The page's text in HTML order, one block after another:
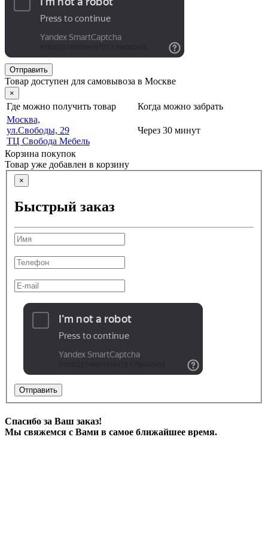
Отправить
Товар доступен для самовывоза в Москве
×
Где можно получить товар
Когда можно забрать
Москва,
ул.Свободы, 29
ТЦ Свобода Мебель
Через 30 минут
Корзина покупок
Товар уже добавлен в корзину
×
Быстрый заказ
Отправить
Спасибо за Ваш заказ!
Мы свяжемся с Вами в самое ближайшее время.